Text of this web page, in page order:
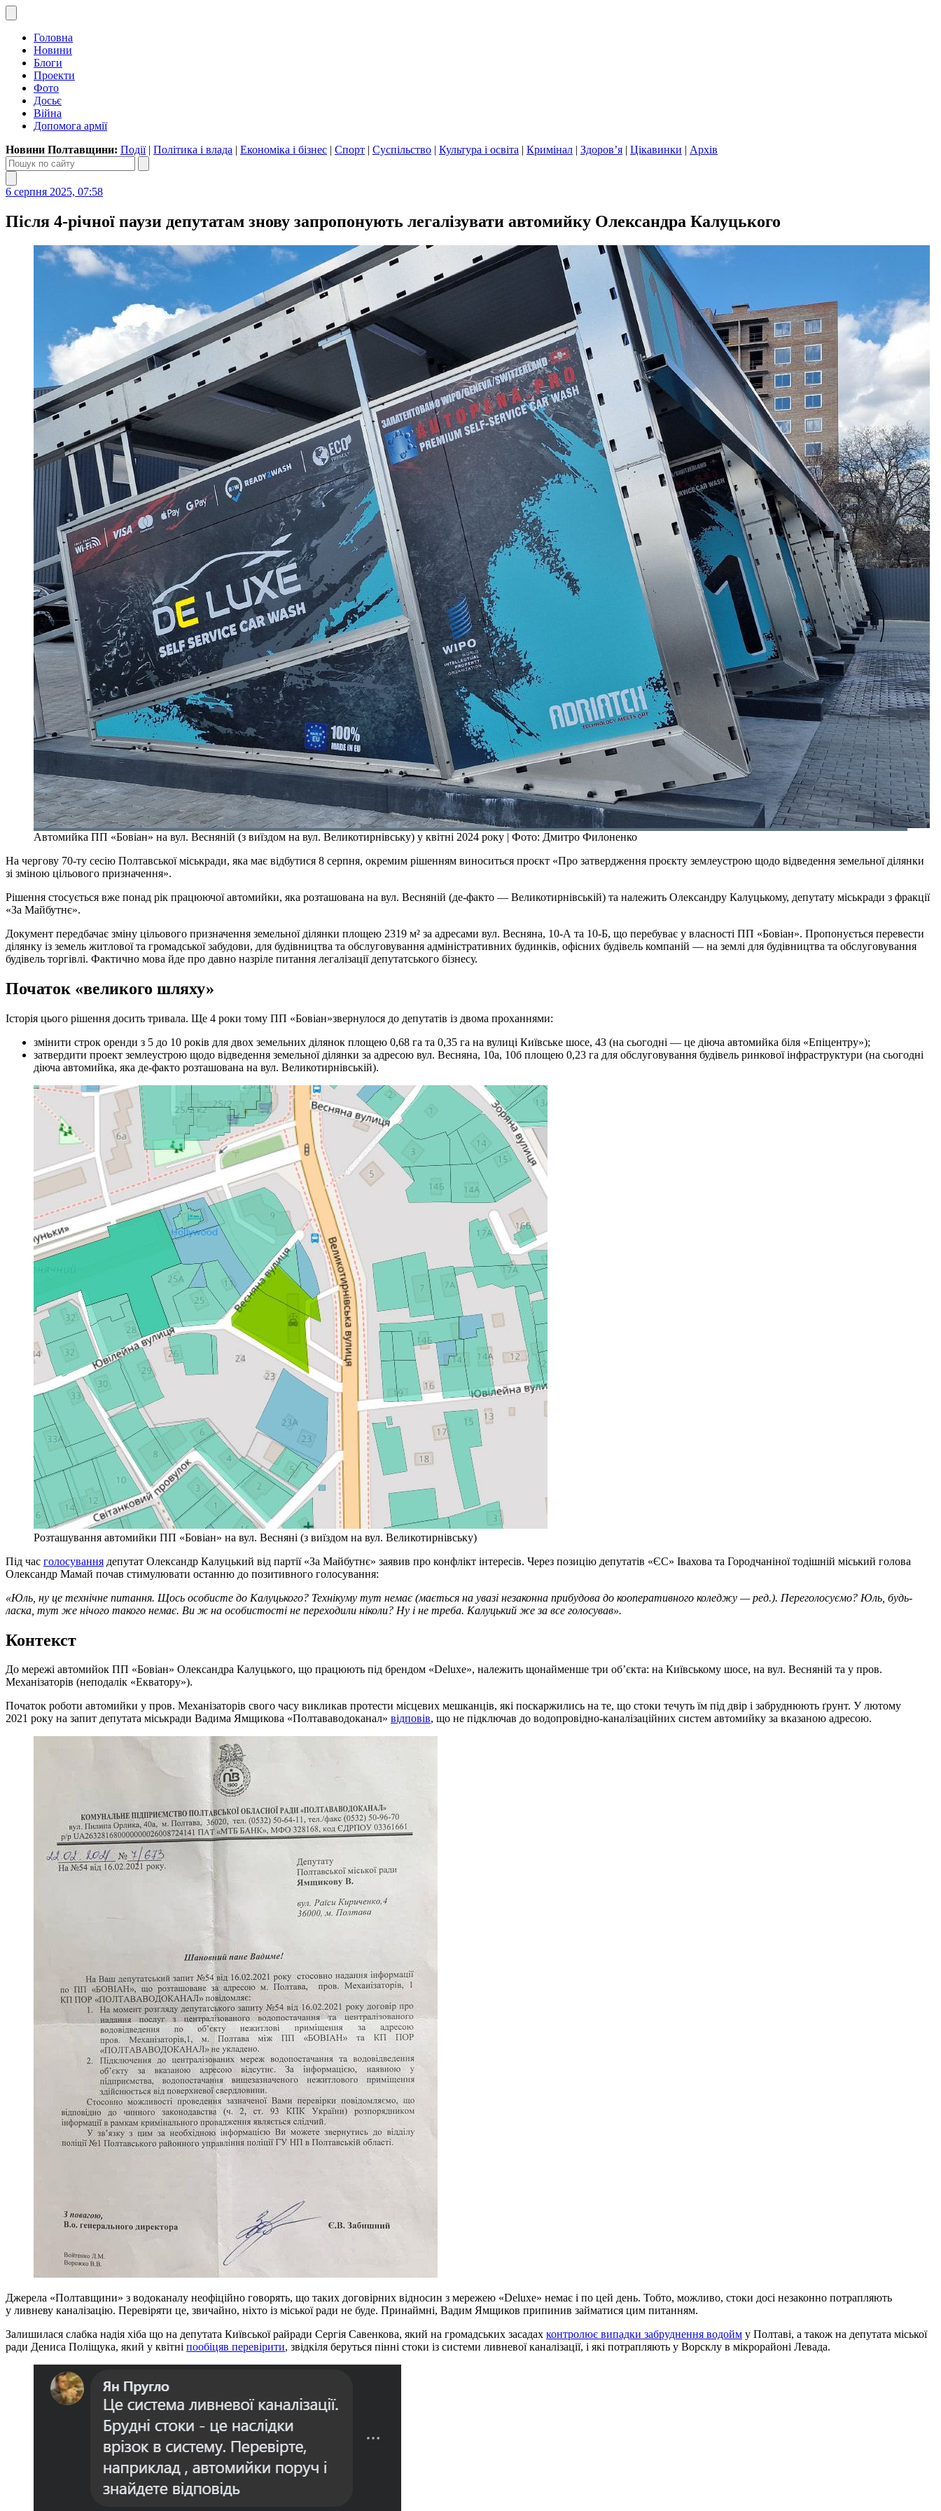
Головна
Новини
Блоги
Проекти
Фото
Досьє
Війна
Допомога армії
Новини Полтавщини: Події| Політика і влада | Економіка і бізнес | Спорт | Суспільство | Культура і освіта | Кримінал | Здоров’я | Цікавинки | Архів
6 серпня 2025, 07:58
Після 4-річної паузи депутатам знову запропонують легалізувати автомийку Олександра Калуцького
Автомийка ПП «Бовіан» на вул. Весняній (з виїздом на вул. Великотирнівську) у квітні 2024 року | Фото: Дмитро Филоненко
На чергову 70-ту сесію Полтавської міськради, яка має відбутися 8 серпня, окремим рішенням виноситься проєкт «Про затвердження проєкту землеустрою щодо відведення земельної ділянки
зі зміною цільового призначення».
Рішення стосується вже понад рік працюючої автомийки, яка розташована на вул. Весняній (де-факто — Великотирнівській) та належить Олександру Калуцькому, депутату міськради з фракції
«За Майбутнє».
Документ передбачає зміну цільового призначення земельної ділянки площею 2319 м² за адресами вул. Весняна, 10-А та 10-Б, що перебуває у власності ПП «Бовіан». Пропонується перевести
ділянку із земель житлової та громадської забудови, для будівництва та обслуговування адміністративних будинків, офісних будівель компаній — на землі для будівництва та обслуговування
будівель торгівлі. Фактично мова йде про давно назріле питання легалізації депутатського бізнесу.
Початок «великого шляху»
Історія цього рішення досить тривала. Ще 4 роки тому ПП «Бовіан»звернулося до депутатів із двома проханнями:
змінити строк оренди з 5 до 10 років для двох земельних ділянок площею 0,68 га та 0,35 га на вулиці Київське шосе, 43 (на сьогодні — це діюча автомийка біля «Епіцентру»);
затвердити проект землеустрою щодо відведення земельної ділянки за адресою вул. Весняна, 10а, 10б площею 0,23 га для обслуговування будівель ринкової інфраструктури (на сьогодні
діюча автомийка, яка де-факто розташована на вул. Великотирнівській).
Розташування автомийки ПП «Бовіан» на вул. Весняні (з виїздом на вул. Великотирнівську)
Під час голосування депутат Олександр Калуцький від партії «За Майбутнє» заявив про конфлікт інтересів. Через позицію депутатів «ЄС» Івахова та Городчаніної тодішній міський голова
Олександр Мамай почав стимулювати останню до позитивного голосування:
«Юль, ну це технічне питання. Щось особисте до Калуцького? Технікуму тут немає (мається на увазі незаконна прибудова до кооперативного коледжу — ред.). Переголосуємо? Юль, будь-
ласка, тут же нічого такого немає. Ви ж на особистості не переходили ніколи? Ну і не треба. Калуцький же за все голосував».
Контекст
До мережі автомийок ПП «Бовіан» Олександра Калуцького, що працюють під брендом «Deluxe», належить щонайменше три об’єкта: на Київському шосе, на вул. Весняній та у пров.
Механізаторів (неподалік «Екватору»).
Початок роботи автомийки у пров. Механізаторів свого часу викликав протести місцевих мешканців, які поскаржились на те, що стоки течуть їм під двір і забруднюють ґрунт. У лютому
2021 року на запит депутата міськради Вадима Ямщикова «Полтававодоканал» відповів, що не підключав до водопровідно-каналізаційних систем автомийку за вказаною адресою.
Джерела «Полтавщини» з водоканалу неофіційно говорять, що таких договірних відносин з мережею «Deluxe» немає і по цей день. Тобто, можливо, стоки досі незаконно потрапляють
у ливневу каналізацію. Перевіряти це, звичайно, ніхто із міської ради не буде. Принаймні, Вадим Ямщиков припинив займатися цим питанням.
Залишилася слабка надія хіба що на депутата Київської райради Сергія Савенкова, який на громадських засадах контролює випадки забруднення водойм у Полтаві, а також на депутата міської
ради Дениса Поліщука, який у квітні пообіцяв перевірити, звідкіля беруться пінні стоки із системи ливневої каналізації, і які потрапляють у Ворсклу в мікрорайоні Левада.